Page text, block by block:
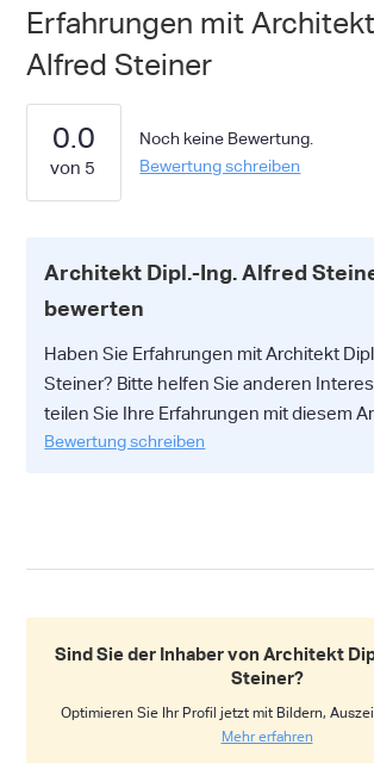
Erfahrungen mit
Alfred Steiner
0.0
Noch keine Bewertung.
Bewertung schreiben
Architekt Dipl.-Ing. Alfred
bewerten
Haben Sie Erfahrungen mit Architekt
Steiner? Bitte helfen Sie anderen
teilen Sie Ihre Erfahrungen mit diesem
Bewertung schreiben
Sind Sie der Inhaber von Architekt
Steiner?
Optimieren Sie Ihr Profil jetzt mit Bildern,
Mehr erfahren